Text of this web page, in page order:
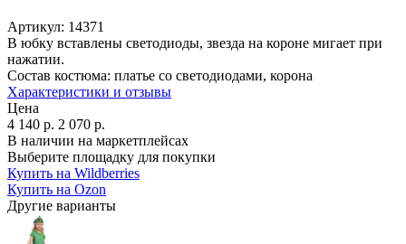
Артикул: 14371
В юбку вставлены светодиоды, звезда на короне мигает при
нажатии.
Состав костюма: платье со светодиодами, корона
Характеристики и отзывы
Цена
4 140 р. 2 070 р.
В наличии на маркетплейсах
Выберите площадку для покупки
Купить на Wildberries
Купить на Ozon
Другие варианты